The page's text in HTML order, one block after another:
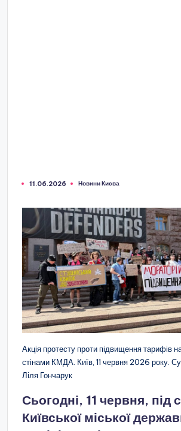
11.06.2026
Опубліковано
Новини Києва
Акція протесту проти підвищення тарифів
стінами КМДА. Київ, 11 червня 2026 року.
Ліля Гончарук
Сьогодні, 11 червня, під
Київської міської